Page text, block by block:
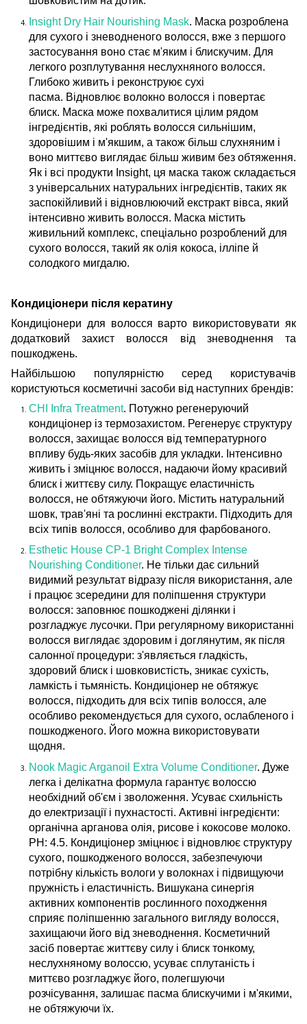
Insight Dry Hair Nourishing Mask. Маска розроблена
для сухого і зневодненого волосся, вже з першого
застосування воно стає м'яким і блискучим. Для
легкого розплутування неслухняного волосся.
Глибоко живить і реконструює сухі
пасма. Відновлює волокно волосся і повертає
блиск. Маска може похвалитися цілим рядом
інгредієнтів, які роблять волосся сильнішим,
здоровішим і м'якшим, а також більш слухняним і
воно миттєво виглядає більш живим без обтяження.
Як і всі продукти Insight, ця маска також складається
з універсальних натуральних інгредієнтів, таких як
заспокійливий і відновлюючий екстракт вівса, який
інтенсивно живить волосся. Маска містить
живильний комплекс, спеціально розроблений для
сухого волосся, такий як олія кокоса, ілліпе й
солодкого мигдалю.
Кондиціонери після кератину
Кондиціонери для волосся варто використовувати як
додатковий захист волосся від зневоднення та
пошкоджень.
Найбільшою популярністю серед користувачів
користуються косметичні засоби від наступних брендів:
CHI Infra Treatment. Потужно регенеруючий
кондиціонер із термозахистом. Регенерує структуру
волосся, захищає волосся від температурного
впливу будь-яких засобів для укладки. Інтенсивно
живить і зміцнює волосся, надаючи йому красивий
блиск і життєву силу. Покращує еластичність
волосся, не обтяжуючи його. Містить натуральний
шовк, трав'яні та рослинні екстракти. Підходить для
всіх типів волосся, особливо для фарбованого.
Esthetic House CP-1 Bright Complex Intense
Nourishing Conditioner. Не тільки дає сильний
видимий результат відразу після використання, але
і працює зсередини для поліпшення структури
волосся: заповнює пошкоджені ділянки і
розгладжує лусочки. При регулярному використанні
волосся виглядає здоровим і доглянутим, як після
салонної процедури: з'являється гладкість,
здоровий блиск і шовковистість, зникає сухість,
ламкість і тьмяність. Кондиціонер не обтяжує
волосся, підходить для всіх типів волосся, але
особливо рекомендується для сухого, ослабленого і
пошкодженого. Його можна використовувати
щодня.
Nook Magic Arganoil Extra Volume Conditioner. Дуже
легка і делікатна формула гарантує волоссю
необхідний об'єм і зволоження. Усуває схильність
до електризації і пухнастості. Активні інгредієнти:
органічна арганова олія, рисове і кокосове молоко.
PH: 4.5. Кондиціонер зміцнює і відновлює структуру
сухого, пошкодженого волосся, забезпечуючи
потрібну кількість вологи у волокнах і підвищуючи
пружність і еластичність. Вишукана синергія
активних компонентів рослинного походження
сприяє поліпшенню загального вигляду волосся,
захищаючи його від зневоднення. Косметичний
засіб повертає життєву силу і блиск тонкому,
неслухняному волоссю, усуває сплутаність і
миттєво розгладжує його, полегшуючи
розчісування, залишає пасма блискучими і м'якими,
не обтяжуючи їх.